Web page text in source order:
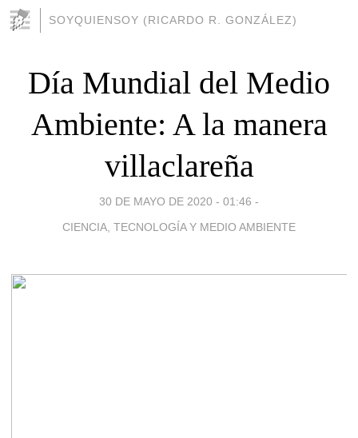
SOYQUIENSOY (RICARDO R. GONZÁLEZ)
Día Mundial del Medio
Ambiente: A la manera
villaclareña
30 DE MAYO DE 2020 - 01:46 -
CIENCIA, TECNOLOGÍA Y MEDIO AMBIENTE